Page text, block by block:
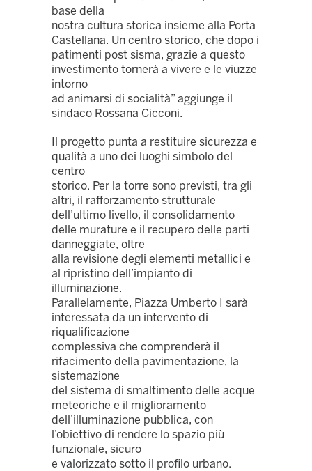
base della
nostra cultura storica insieme alla Porta
Castellana. Un centro storico, che dopo i
patimenti post sisma, grazie a questo
investimento tornerà a vivere e le viuzze
intorno
ad animarsi di socialità” aggiunge il
sindaco Rossana Cicconi.
Il progetto punta a restituire sicurezza e
qualità a uno dei luoghi simbolo del
centro
storico. Per la torre sono previsti, tra gli
altri, il rafforzamento strutturale
dell’ultimo livello, il consolidamento
delle murature e il recupero delle parti
danneggiate, oltre
alla revisione degli elementi metallici e
al ripristino dell’impianto di
illuminazione.
Parallelamente, Piazza Umberto I sarà
interessata da un intervento di
riqualificazione
complessiva che comprenderà il
rifacimento della pavimentazione, la
sistemazione
del sistema di smaltimento delle acque
meteoriche e il miglioramento
dell’illuminazione pubblica, con
l’obiettivo di rendere lo spazio più
funzionale, sicuro
e valorizzato sotto il profilo urbano.